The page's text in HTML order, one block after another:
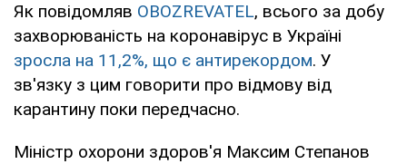
Як повідомляв OBOZREVATEL, всього за добу
захворюваність на коронавірус в Україні
зросла на 11,2%, що є антирекордом. У
зв'язку з цим говорити про відмову від
карантину поки передчасно.
Міністр охорони здоров'я Максим Степанов